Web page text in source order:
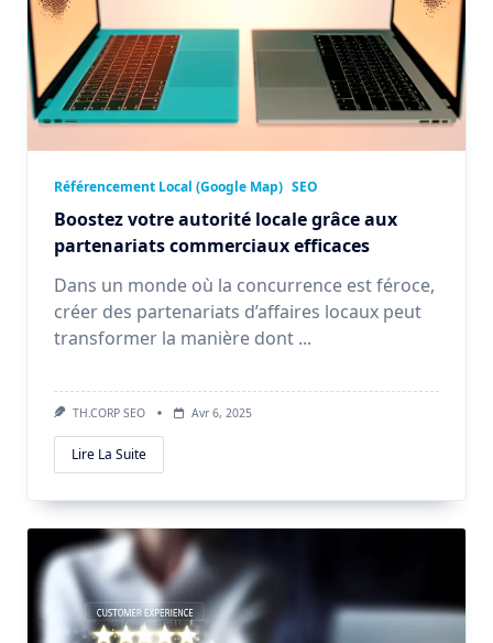
Référencement Local (Google Map) SEO
Boostez votre autorité locale grâce aux
partenariats commerciaux efficaces
Dans un monde où la concurrence est féroce,
créer des partenariats d’affaires locaux peut
transformer la manière dont ...
TH.CORP SEO Avr 6, 2025
Lire La Suite